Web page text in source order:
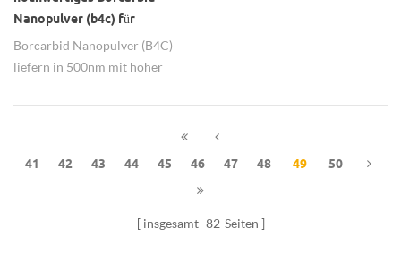
Nanopulver (b4c) für
keramisches Material
Borcarbid Nanopulver (B4C)
liefern in 500nm mit hoher
Informationen kontaktieren Sie
41 42 43 44 45 46 47 48 49 50
insgesamt 82 Seiten